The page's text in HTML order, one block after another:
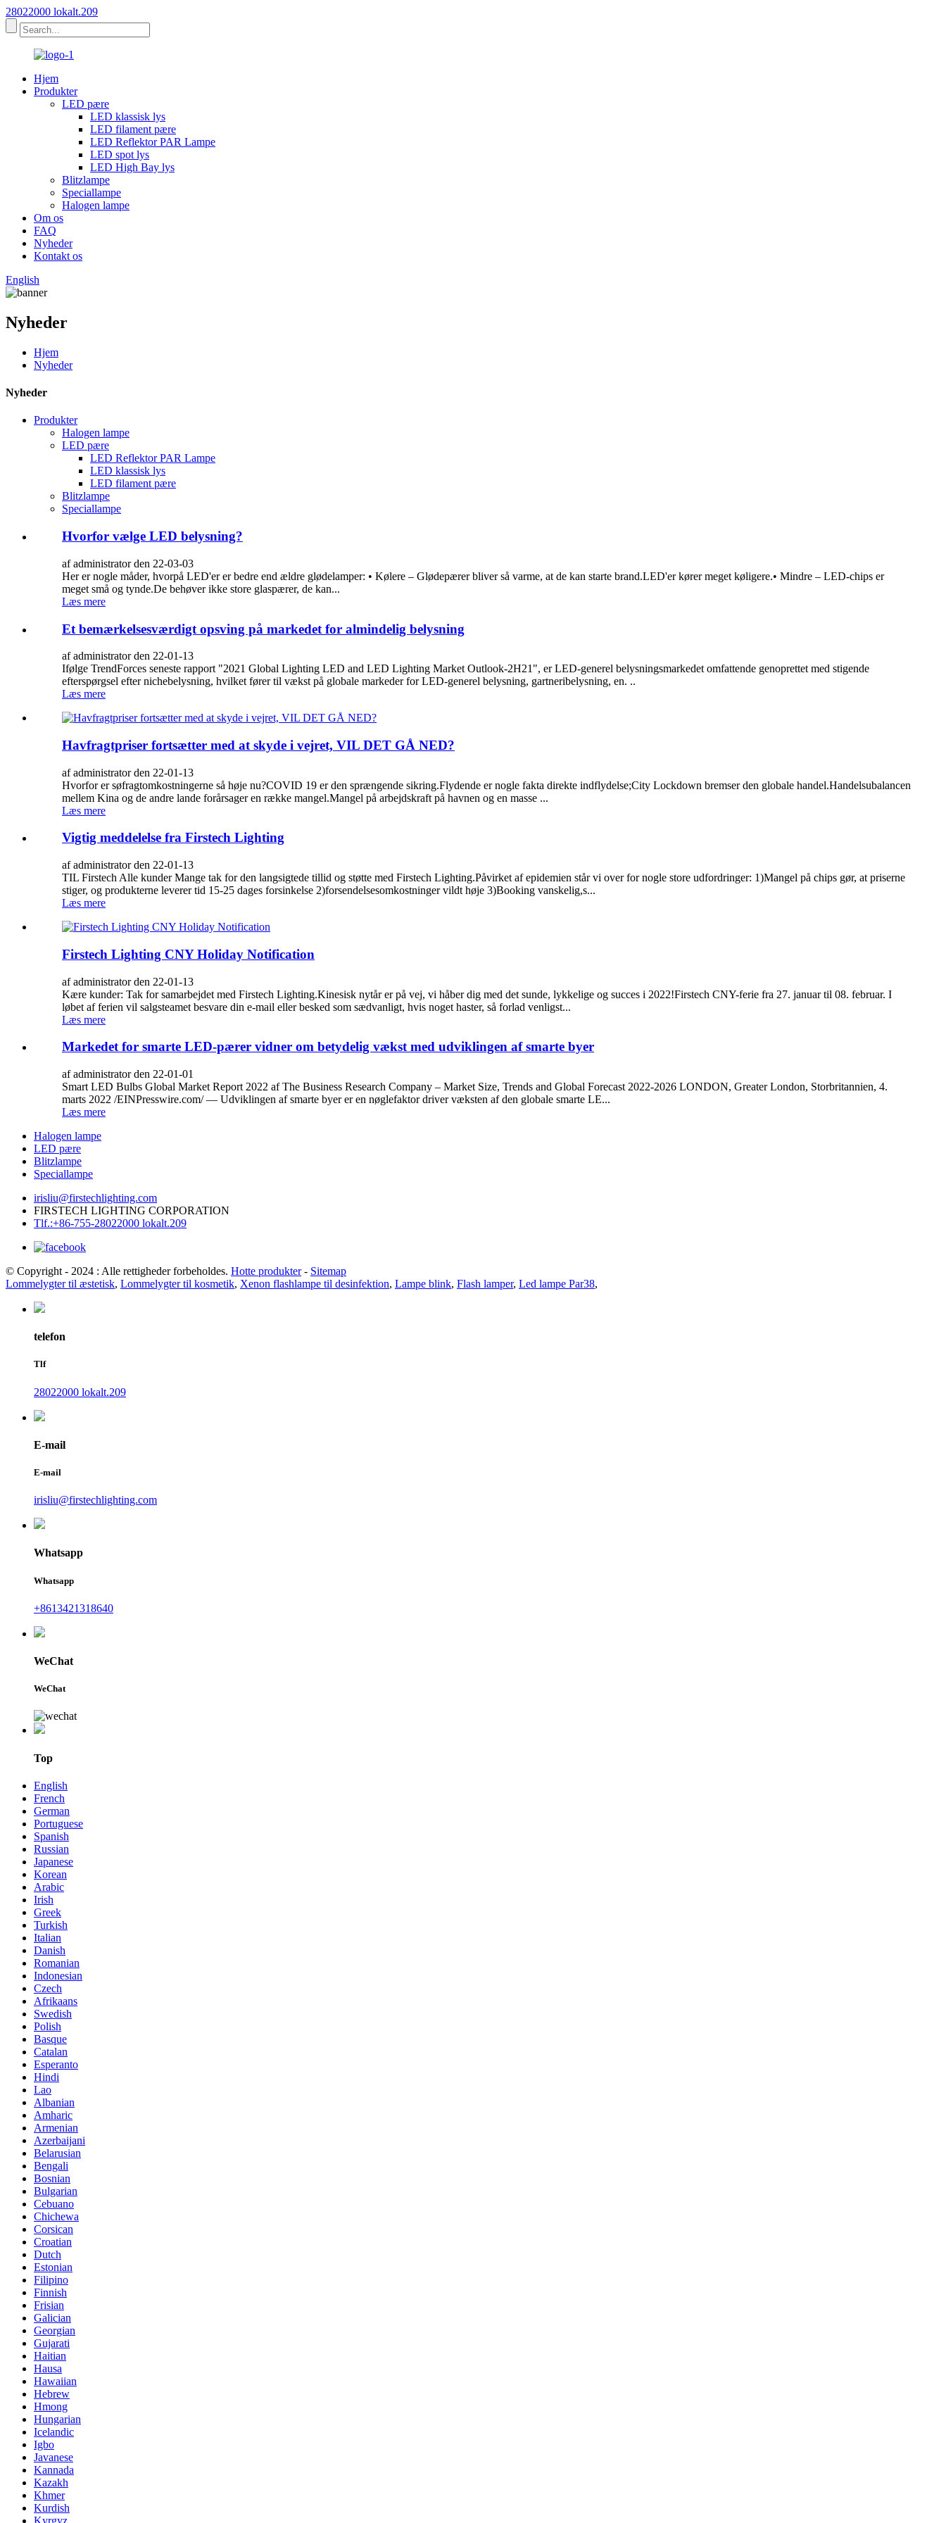
28022000 lokalt.209
Hjem
Produkter
LED pære
LED klassisk lys
LED filament pære
LED Reflektor PAR Lampe
LED spot lys
LED High Bay lys
Blitzlampe
Speciallampe
Halogen lampe
Om os
FAQ
Nyheder
Kontakt os
English
Nyheder
Hjem
Nyheder
Nyheder
Produkter
Halogen lampe
LED pære
LED Reflektor PAR Lampe
LED klassisk lys
LED filament pære
Blitzlampe
Speciallampe
Hvorfor vælge LED belysning?
af administrator den 22-03-03
Her er nogle måder, hvorpå LED'er er bedre end ældre glødelamper: • Kølere – Glødepærer bliver så varme, at de kan starte brand.LED'er kører meget køligere.• Mindre – LED-chips er
meget små og tynde.De behøver ikke store glaspærer, de kan...
Læs mere
Et bemærkelsesværdigt opsving på markedet for almindelig belysning
af administrator den 22-01-13
Ifølge TrendForces seneste rapport "2021 Global Lighting LED and LED Lighting Market Outlook-2H21", er LED-generel belysningsmarkedet omfattende genoprettet med stigende
efterspørgsel efter nichebelysning, hvilket fører til vækst på globale markeder for LED-generel belysning, gartneribelysning, en. ..
Læs mere
Havfragtpriser fortsætter med at skyde i vejret, VIL DET GÅ NED?
af administrator den 22-01-13
Hvorfor er søfragtomkostningerne så høje nu?COVID 19 er den sprængende sikring.Flydende er nogle fakta direkte indflydelse;City Lockdown bremser den globale handel.Handelsubalancen
mellem Kina og de andre lande forårsager en række mangel.Mangel på arbejdskraft på havnen og en masse ...
Læs mere
Vigtig meddelelse fra Firstech Lighting
af administrator den 22-01-13
TIL Firstech Alle kunder Mange tak for den langsigtede tillid og støtte med Firstech Lighting.Påvirket af epidemien står vi over for nogle store udfordringer: 1)Mangel på chips gør, at priserne
stiger, og produkterne leverer tid 15-25 dages forsinkelse 2)forsendelsesomkostninger vildt høje 3)Booking vanskelig,s...
Læs mere
Firstech Lighting CNY Holiday Notification
af administrator den 22-01-13
Kære kunder: Tak for samarbejdet med Firstech Lighting.Kinesisk nytår er på vej, vi håber dig med det sunde, lykkelige og succes i 2022!Firstech CNY-ferie fra 27. januar til 08. februar. I
løbet af ferien vil salgsteamet besvare din e-mail eller besked som sædvanligt, hvis noget haster, så forlad venligst...
Læs mere
Markedet for smarte LED-pærer vidner om betydelig vækst med udviklingen af ​​smarte byer
af administrator den 22-01-01
Smart LED Bulbs Global Market Report 2022 af The Business Research Company – Market Size, Trends and Global Forecast 2022-2026 LONDON, Greater London, Storbritannien, 4.
marts 2022 /EINPresswire.com/ — Udviklingen af ​​smarte byer er en nøglefaktor driver væksten af ​​den globale smarte LE...
Læs mere
Halogen lampe
LED pære
Blitzlampe
Speciallampe
irisliu@firstechlighting.com
FIRSTECH LIGHTING CORPORATION
Tlf.:+86-755-28022000 lokalt.209
© Copyright - 2024 : Alle rettigheder forbeholdes. Hotte produkter- Sitemap
Lommelygter til æstetisk, Lommelygter til kosmetik, Xenon flashlampe til desinfektion, Lampe blink, Flash lamper, Led lampe Par38,
telefon
Tlf
28022000 lokalt.209
E-mail
E-mail
irisliu@firstechlighting.com
Whatsapp
Whatsapp
+8613421318640
WeChat
WeChat
Top
English
French
German
Portuguese
Spanish
Russian
Japanese
Korean
Arabic
Irish
Greek
Turkish
Italian
Danish
Romanian
Indonesian
Czech
Afrikaans
Swedish
Polish
Basque
Catalan
Esperanto
Hindi
Lao
Albanian
Amharic
Armenian
Azerbaijani
Belarusian
Bengali
Bosnian
Bulgarian
Cebuano
Chichewa
Corsican
Croatian
Dutch
Estonian
Filipino
Finnish
Frisian
Galician
Georgian
Gujarati
Haitian
Hausa
Hawaiian
Hebrew
Hmong
Hungarian
Icelandic
Igbo
Javanese
Kannada
Kazakh
Khmer
Kurdish
Kyrgyz